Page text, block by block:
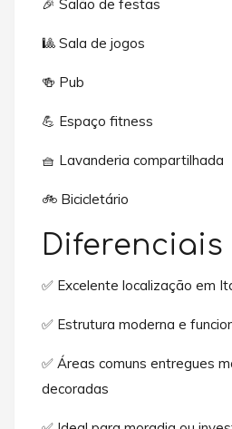
🎉 Salão de festas
🎱 Sala de jogos
🍻 Pub
💪 Espaço fitness
🧺 Lavanderia compartilhada
🚲 Bicicletário
Diferenciais
✅ Excelente localização em
✅ Estrutura moderna e
✅ Áreas comuns entregues
decoradas